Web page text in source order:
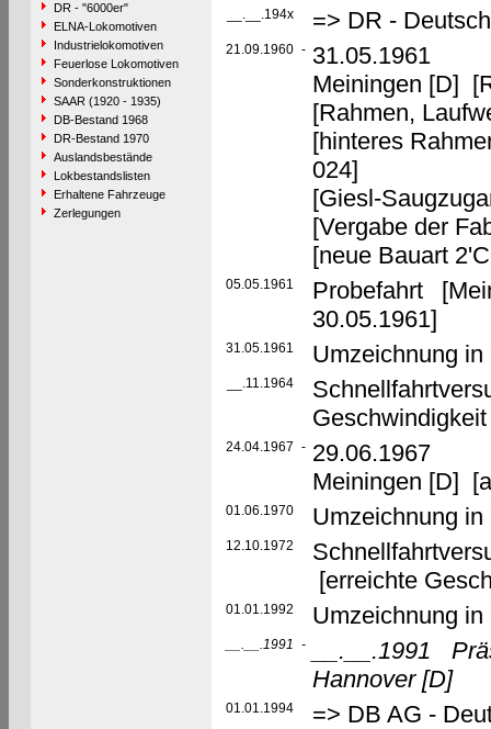
DR - "6000er"
ELNA-Lokomotiven
Industrielokomotiven
Feuerlose Lokomotiven
Sonderkonstruktionen
SAAR (1920 - 1935)
DB-Bestand 1968
DR-Bestand 1970
Auslandsbestände
Lokbestandslisten
Erhaltene Fahrzeuge
Zerlegungen
__.__.194x => DR -
21.09.1960 - 31.05.1961
Meiningen [D]
[Rahmen,
[hinteres
024]
[Giesl-
[Vergabe der
[neue Bauart
05.05.1961
Probefahrt
30.05.1961]
31.05.1961 Umzeichnung
__.11.1964
24.04.1967 - 29.06.1967
Meiningen [D]
01.06.1970 Umzeichnung
12.10.1972
[erreichte
01.01.1992 Umzeichnung
__.__.1991 - __.__.1991
Hannover [D]
01.01.1994 => DB AG -